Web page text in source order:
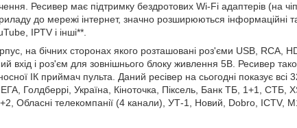
Ресивер має підтримку бездротових Wi-Fi адаптерів (на
до мережі інтернет, значно розширюються інформаційні
IPTV і інші**.
на бічних сторонах якого розташовані роз'єми USB, RCA,
вхід і роз'єм для зовнішнього блоку живлення 5В. Ресивер
ІК приймач пульта. Даний ресівер на сьогодні показує всі
Голдберрі, Україна, Кіноточка, Піксель, Банк ТБ, 1+1, СТБ,
Обласні телекомпанії (4 канали), УТ-1, Новий, Dobro, ICTV,